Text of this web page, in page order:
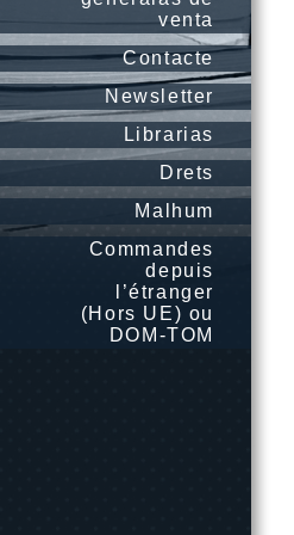
venta
Contacte
Newsletter
Librarias
Drets
Malhum
Commandes
depuis
l’étranger
(Hors UE) ou
DOM-TOM